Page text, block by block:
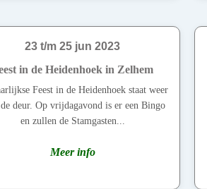
23 t/m 25 jun 2023
in de Heidenhoek in Zelhem
Feest in de Heidenhoek staat weer
deur. Op vrijdagavond is er een Bingo
en zullen de Stamgasten...
Meer info